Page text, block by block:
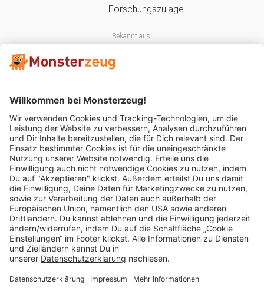
Bekannt aus:
Mitglied im:
Impressum AGB Widerrufsbelehrung